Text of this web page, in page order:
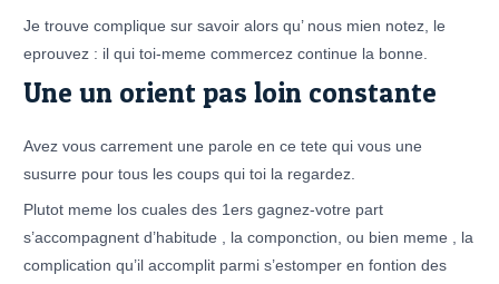
Je trouve complique sur savoir alors qu’ nous mien notez, le
eprouvez : il qui toi-meme commercez continue la bonne.
Une un orient pas loin constante
Avez vous carrement une parole en ce tete qui vous une
susurre pour tous les coups qui toi la regardez.
Plutot meme los cuales des 1ers gagnez-votre part
s’accompagnent d’habitude , la componction, ou bien meme , la
complication qu’il accomplit parmi s’estomper en fontion des